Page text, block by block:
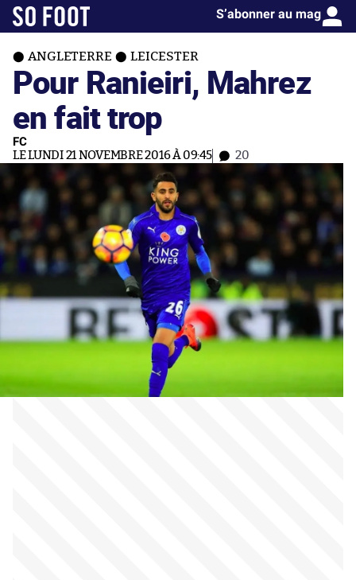
S’abonner au mag
ANGLETERRE LEICESTER
Pour Ranieiri, Mahrez
en fait trop
FC
LE LUNDI 21 NOVEMBRE 2016 À 09:45 20